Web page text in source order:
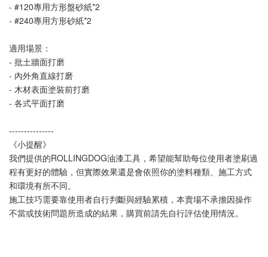
- #120專用方形盤砂紙*2
- #240專用方形砂紙*2
適用場景：
- 批土牆面打磨
- 內外角直線打磨
- 木材表面塗裝前打磨
- 各式平面打磨
---------------
《小提醒》
我們提供的ROLLINGDOG油漆工具，希望能幫助每位使用者塗刷過
程有更好的體驗，但實際效果還是會依照你的塗料種類、施工方式
和環境有所不同。
施工技巧需要靠使用者自行判斷與經驗累積，本賣場不承擔因操作
不當或技術問題所造成的結果，購買前請先自行評估使用情況。